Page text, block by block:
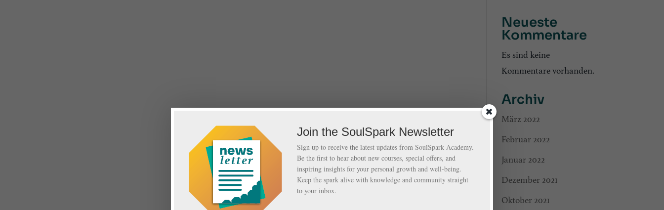
Neueste
Kommentare
Es sind keine
Kommentare vorhanden.
Archiv
März 2022
Februar 2022
Januar 2022
Dezember 2021
Oktober 2021
Join the SoulSpark Newsletter
Sign up to receive the latest updates from SoulSpark Academy.
Be the first to hear about new courses, special offers, and
inspiring insights for your personal growth and well-being.
Keep the spark alive with knowledge and community straight
to your inbox.